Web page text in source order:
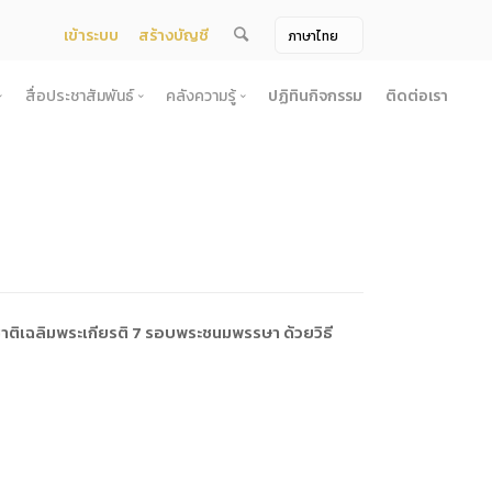
เข้าระบบ สร้างบัญชี
รอบ 6 เดือน
ลิกการจัดหา
สื่อประชาสัมพันธ์
ภาพถ่าย
คลังความรู้ ปฏิทินกิจกรรม ติดต่อเรา
เฉลิมพระเกียรติ 7 รอบพระชนมพรรษา ด้วยวิธี